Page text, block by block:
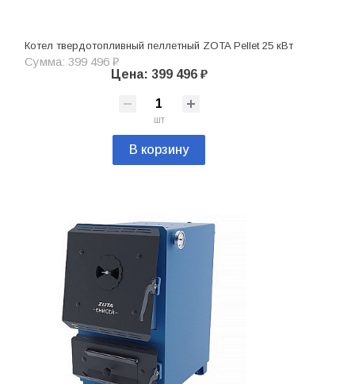
Котел твердотопливный пеллетный ZOTA Pellet 25 кВт
Сумма: 399 496 ₽
Цена: 399 496 ₽
шт
В корзину